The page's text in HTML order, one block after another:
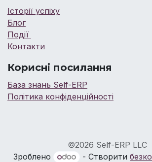
Історії успіху
Блог
Події
Контакти
Корисні посилання
База знань Self-ERP
Політика конфіденційності
©2026 Self-ERP LLC
Зроблено
- Створити